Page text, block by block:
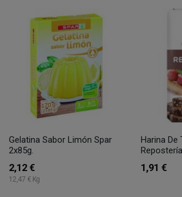
Gelatina Sabor Limón Spar
2x85g.
2,12 €
12,47 € Kg
Harina De
1,91 €